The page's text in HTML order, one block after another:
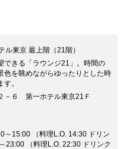
ル東京 最上階（21階）
できる「ラウンジ21」。時間の
色を眺めながらゆったりとした時
。
－６ 第一ホテル東京21Ｆ
～15:00 （料理L.O. 14:30 ドリン
23:00 （料理L.O. 22:30 ドリンク